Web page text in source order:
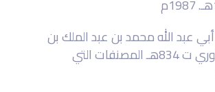
عبد الله محمد بن عبد الملك بن
علي القيسي المنتوري ت 834هـ المصنفات التي